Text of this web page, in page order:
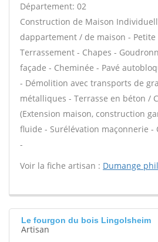
Département: 02
Construction de Maison
dappartement / de maison -
Terrassement - Chapes -
façade - Cheminée - Pavé
- Démolition avec transports de
métalliques - Terrasse en béton /
(Extension maison, construction
fluide - Surélévation maçonnerie -
-
Voir la fiche artisan : Dumange
Le fourgon du bois Lingolsheim
Artisan